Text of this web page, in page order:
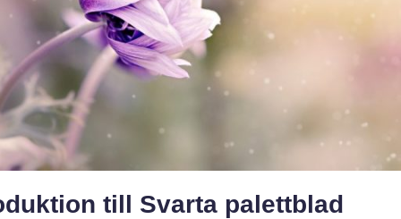
till Svarta palettblad